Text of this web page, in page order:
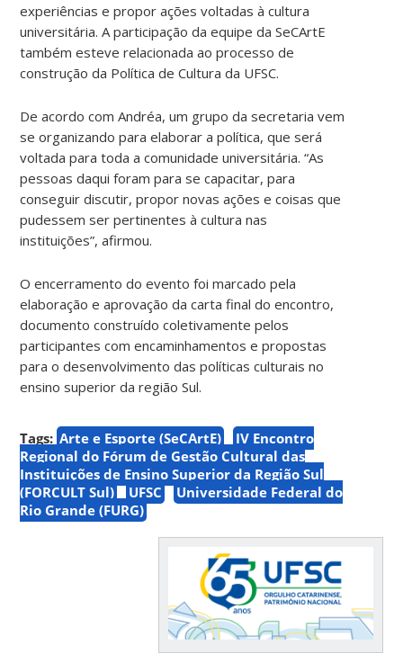
experiências e propor ações voltadas à cultura
universitária. A participação da equipe da SeCArtE
também esteve relacionada ao processo de
construção da Política de Cultura da UFSC.
De acordo com Andréa, um grupo da secretaria vem
se organizando para elaborar a política, que será
voltada para toda a comunidade universitária. “As
pessoas daqui foram para se capacitar, para
conseguir discutir, propor novas ações e coisas que
pudessem ser pertinentes à cultura nas
instituições”, afirmou.
O encerramento do evento foi marcado pela
elaboração e aprovação da carta final do encontro,
documento construído coletivamente pelos
participantes com encaminhamentos e propostas
para o desenvolvimento das políticas culturais no
ensino superior da região Sul.
Tags: Arte e Esporte (SeCArtE)
IV Encontro
Regional do Fórum de Gestão Cultural das
Instituições de Ensino Superior da Região Sul
(FORCULT Sul)
UFSC
Universidade Federal do
Rio Grande (FURG)